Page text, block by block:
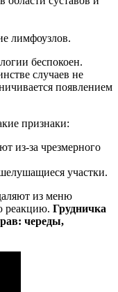
лимфоузлов.
беспокоен.
случаев не
появлением
признаки:
из-за чрезмерного
участки.
из меню
реакцию. Грудничка
череды,